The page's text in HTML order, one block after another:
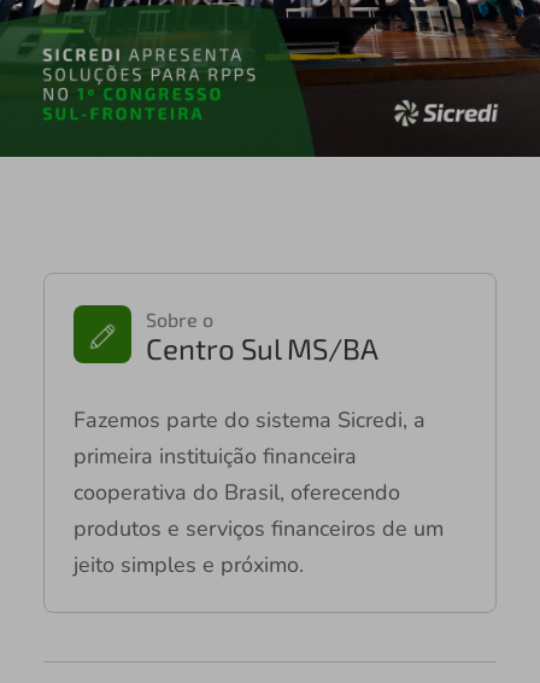
Sobre o
Centro Sul MS/BA
Fazemos parte do sistema Sicredi, a
primeira instituição financeira
cooperativa do Brasil, oferecendo
produtos e serviços financeiros de um
jeito simples e próximo.